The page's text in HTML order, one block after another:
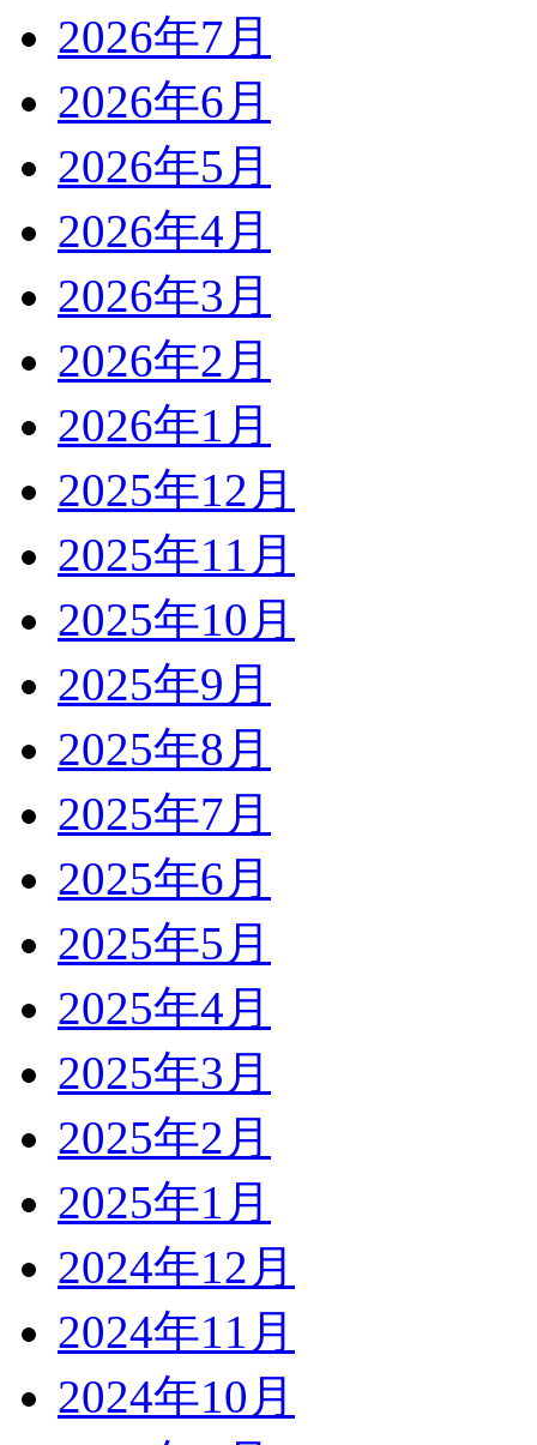
2026年7月
2026年6月
2026年5月
2026年4月
2026年3月
2026年2月
2026年1月
2025年12月
2025年11月
2025年10月
2025年9月
2025年8月
2025年7月
2025年6月
2025年5月
2025年4月
2025年3月
2025年2月
2025年1月
2024年12月
2024年11月
2024年10月